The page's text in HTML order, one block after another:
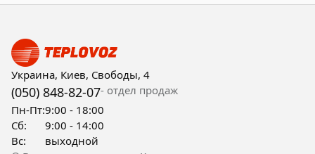
Украина, Киев, Свободы, 4
(050) 848-82-07- отдел продаж
Пн-Пт:9:00 - 18:00
Сб:
9:00 - 14:00
Вс:
выходной